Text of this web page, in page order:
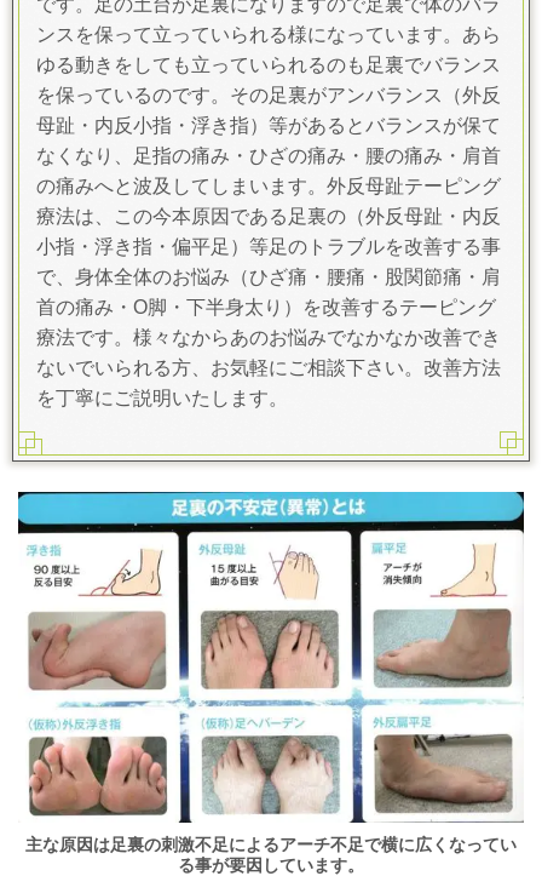
です。足の土台が足裏になりますので足裏で体のバラ
ンスを保って立っていられる様になっています。あら
ゆる動きをしても立っていられるのも足裏でバランス
を保っているのです。その足裏がアンバランス（外反
母趾・内反小指・浮き指）等があるとバランスが保て
なくなり、足指の痛み・ひざの痛み・腰の痛み・肩首
の痛みへと波及してしまいます。外反母趾テーピング
療法は、この今本原因である足裏の（外反母趾・内反
小指・浮き指・偏平足）等足のトラブルを改善する事
で、身体全体のお悩み（ひざ痛・腰痛・股関節痛・肩
首の痛み・O脚・下半身太り）を改善するテーピング
療法です。様々なからあのお悩みでなかなか改善でき
ないでいられる方、お気軽にご相談下さい。改善方法
を丁寧にご説明いたします。
主な原因は足裏の刺激不足によるアーチ不足で横に広くなってい
る事が要因しています。